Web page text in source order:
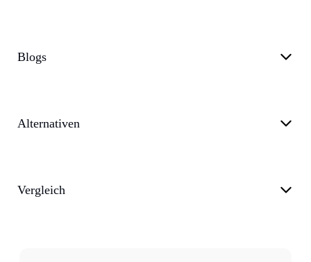
Blogs
Alternativen
Vergleich